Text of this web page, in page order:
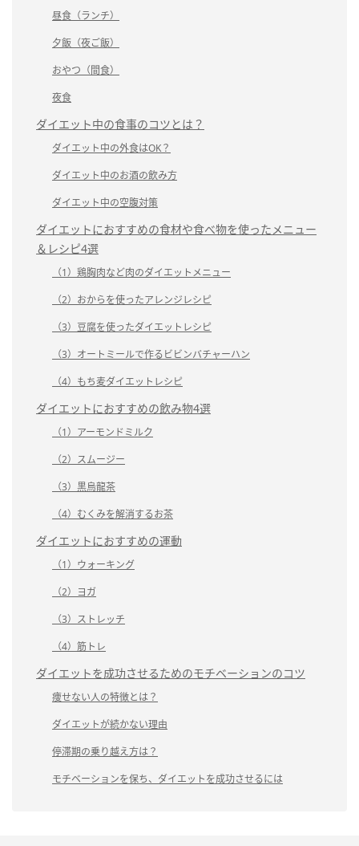
昼食（ランチ）
夕飯（夜ご飯）
おやつ（間食）
夜食
ダイエット中の食事のコツとは？
ダイエット中の外食はOK？
ダイエット中のお酒の飲み方
ダイエット中の空腹対策
ダイエットにおすすめの食材や食べ物を使ったメニュー
＆レシピ4選
（1）鶏胸肉など肉のダイエットメニュー
（2）おからを使ったアレンジレシピ
（3）豆腐を使ったダイエットレシピ
（3）オートミールで作るビビンバチャーハン
（4）もち麦ダイエットレシピ
ダイエットにおすすめの飲み物4選
（1）アーモンドミルク
（2）スムージー
（3）黒烏龍茶
（4）むくみを解消するお茶
ダイエットにおすすめの運動
（1）ウォーキング
（2）ヨガ
（3）ストレッチ
（4）筋トレ
ダイエットを成功させるためのモチベーションのコツ
痩せない人の特徴とは？
ダイエットが続かない理由
停滞期の乗り越え方は？
モチベーションを保ち、ダイエットを成功させるには